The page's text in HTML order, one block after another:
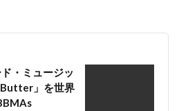
・ミュージッ
」を世界